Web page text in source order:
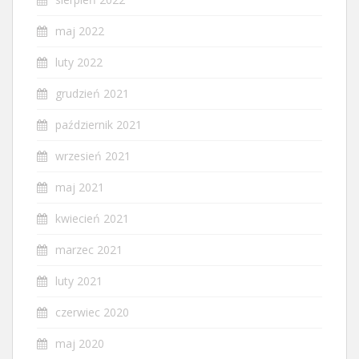
maj 2022
luty 2022
grudzień 2021
październik 2021
wrzesień 2021
maj 2021
kwiecień 2021
marzec 2021
luty 2021
czerwiec 2020
maj 2020